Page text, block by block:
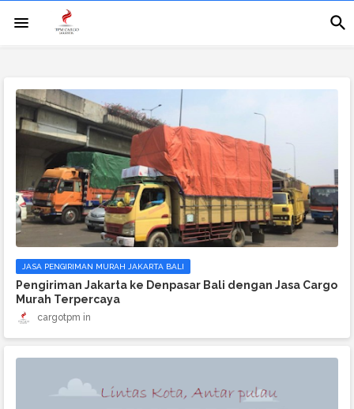
JASA PENGIRIMAN MURAH JAKARTA BALI
Pengiriman Jakarta ke Denpasar Bali dengan Jasa Cargo
Murah Terpercaya
cargotpm